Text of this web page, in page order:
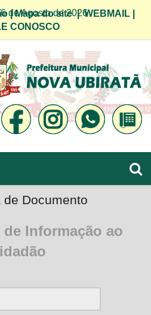
de Agosto de 2026
|Mapa do site|WEBMAIL
CONOSCO
de Documento
de Informação ao